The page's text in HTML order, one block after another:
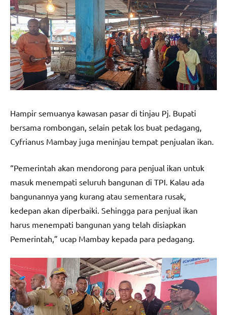
Hampir semuanya kawasan pasar di tinjau Pj. Bupati
bersama rombongan, selain petak los buat pedagang,
Cyfrianus Mambay juga meninjau tempat penjualan ikan.
“Pemerintah akan mendorong para penjual ikan untuk
masuk menempati seluruh bangunan di TPI. Kalau ada
bangunannya yang kurang atau sementara rusak,
kedepan akan diperbaiki. Sehingga para penjual ikan
harus menempati bangunan yang telah disiapkan
Pemerintah,” ucap Mambay kepada para pedagang.